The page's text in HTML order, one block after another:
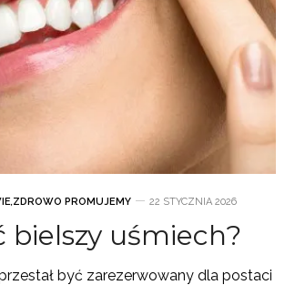
,ZDROWO PROMUJEMY 22 STYCZNIA 2026
bielszy uśmiech?
być zarezerwowany dla postaci